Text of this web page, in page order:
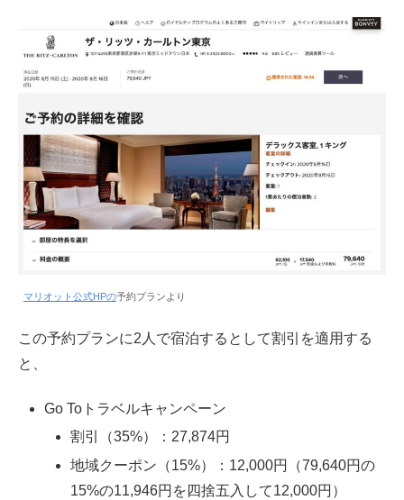
マリオット公式HPの予約プランより
この予約プランに2人で宿泊するとして割引を適用する
と、
Go Toトラベルキャンペーン
割引（35%）：27,874円
地域クーポン（15%）：12,000円（79,640円の
15%の11,946円を四捨五入して12,000円）